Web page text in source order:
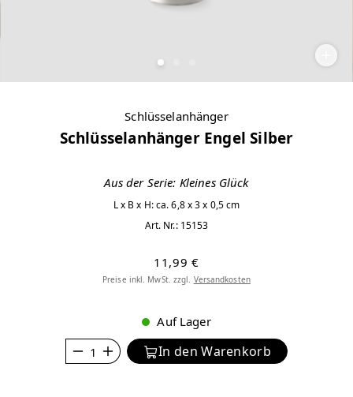
Schlüsselanhänger
Schlüsselanhänger Engel Silber
Aus der Serie: Kleines Glück
L x B x H: ca. 6,8 x 3 x 0,5 cm
Art. Nr.: 15153
11,99 €
Preise inkl. MwSt. zzgl. Versandkosten
Auf Lager
In den Warenkorb